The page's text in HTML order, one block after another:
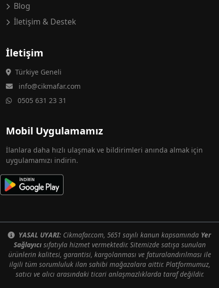
Blog
İletişim & Destek
İletişim
Türkiye Geneli
info@cikmafar.com
0505 631 23 31
Mobil Uygulamamız
İlanlara daha hızlı ulaşmak ve bildirimleri anında almak için
uygulamamızı indirin.
YASAL UYARI: Cikmafar.com, 5651 sayılı kanun kapsamında Yer
Sağlayıcısıfatıyla hizmet vermektedir. Sitemizde satışa sunulan
ürünlerin kalitesi, garantisi, kargolanması ve faturalandırılması ile
ilgili tüm sorumluluk ilan sahibi mağazalara aittir. Platformumuz,
satıcı ve alıcı arasındaki ticari anlaşmazlıklarda taraf değildir.